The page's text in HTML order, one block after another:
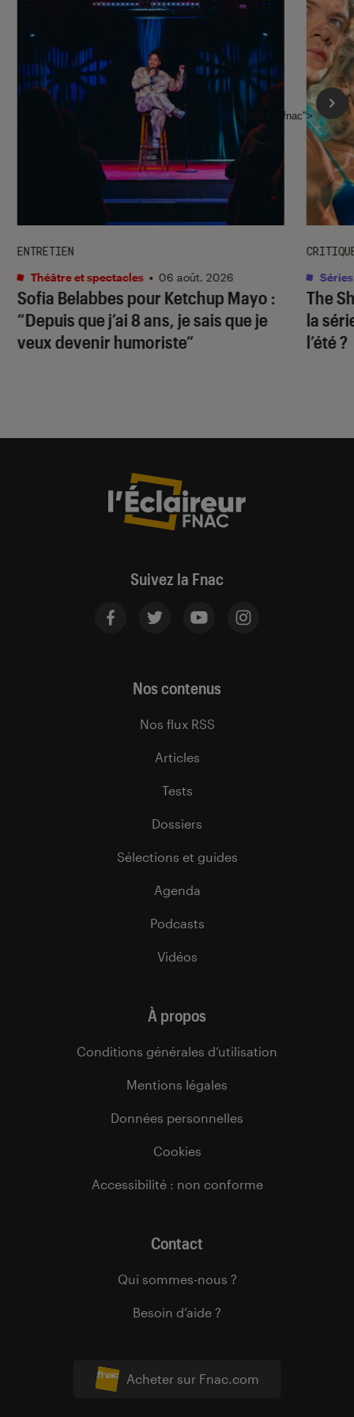
Sofia Belabbes pour Ketchup Mayo :
“Depuis que j’ai 8 ans, je sais que je
veux devenir humoriste”
ENTRETIEN
Théâtre et spectacles • 06 août. 2026
The
la
l’été ?
Séries
l'Éclaireur fnac">
Suivez la Fnac
Acheter sur Fnac.com
Nos contenus
Nos flux RSS
Articles
Tests
Dossiers
Sélections et guides
Agenda
Podcasts
Vidéos
À propos
Conditions générales d’utilisation
Mentions légales
Données personnelles
Cookies
Accessibilité : non conforme
Contact
Qui sommes-nous ?
Besoin d’aide ?